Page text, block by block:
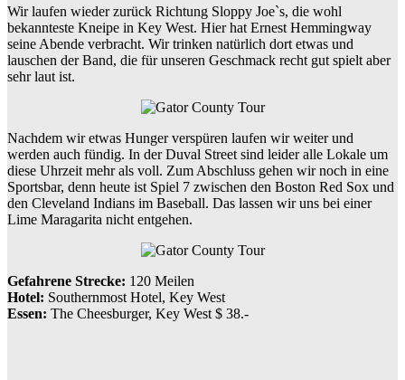
Wir laufen wieder zurück Richtung Sloppy Joe`s, die wohl
bekannteste Kneipe in Key West. Hier hat Ernest Hemmingway
seine Abende verbracht. Wir trinken natürlich dort etwas und
lauschen der Band, die für unseren Geschmack recht gut spielt aber
sehr laut ist.
Nachdem wir etwas Hunger verspüren laufen wir weiter und
werden auch fündig. In der Duval Street sind leider alle Lokale um
diese Uhrzeit mehr als voll. Zum Abschluss gehen wir noch in eine
Sportsbar, denn heute ist Spiel 7 zwischen den Boston Red Sox und
den Cleveland Indians im Baseball. Das lassen wir uns bei einer
Lime Maragarita nicht entgehen.
Gefahrene Strecke: 120 Meilen
Hotel: Southernmost Hotel, Key West
Essen: The Cheesburger, Key West $ 38.-